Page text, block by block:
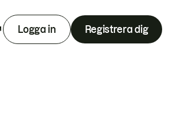
Logga in Registrera dig